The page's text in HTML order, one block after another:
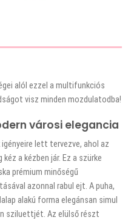
alól ezzel a multifunkciós
visz minden mozdulatodba!
városi elegancia
lett tervezve, ahol az
a kézben jár. Ez a szürke
prémium minőségű
azonnal rabul ejt. A puha,
alakú forma elegánsan simul
sziluettjét. Az elülső részt